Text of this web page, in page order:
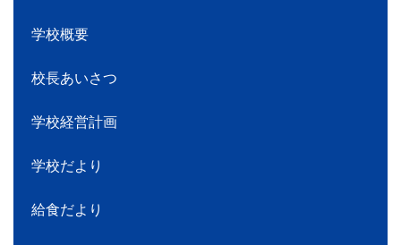
学校概要
校長あいさつ
学校経営計画
学校だより
給食だより